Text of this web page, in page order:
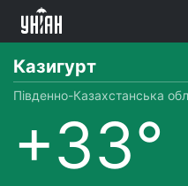
Казигурт
Південно-Казахстанська
+33°